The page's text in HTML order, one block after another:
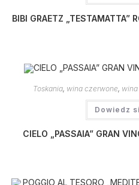
BIBI GRAETZ „TESTAMATTA”
Toskania, wina czerwone, wina
Dowiedz
CIELO „PASSAIA” GRAN